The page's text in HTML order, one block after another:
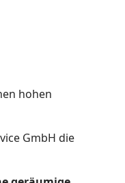
hohen
GmbH die